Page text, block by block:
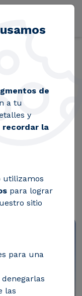
de implantación de la
las
la
de
a tu
y
recordar la
utilizamos
para lograr
sitio
para una
denegarlas
las